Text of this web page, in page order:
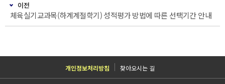
이전
체육실기교과목(하계계절학기) 성적평가 방법에 따른 선택기간 안내
개인정보처리방침 찾아오시는 길